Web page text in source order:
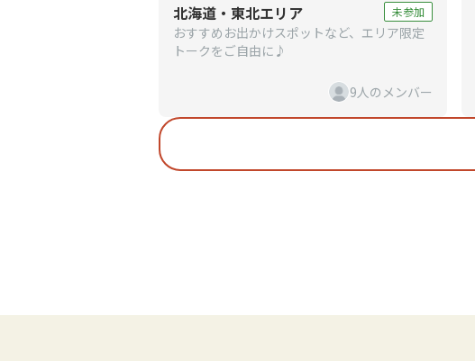
北海道・東北エリア 未参加
おすすめお出かけスポットなど、エリア限定
トークをご自由に♪
9人のメンバー